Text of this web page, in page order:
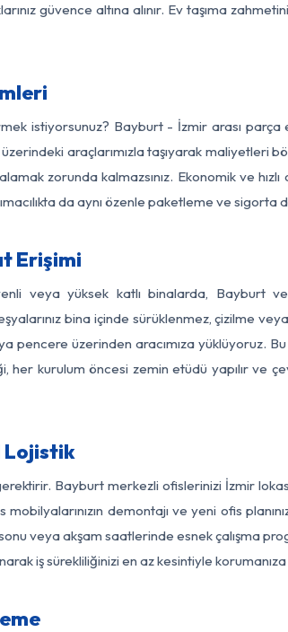
güvence altına alınır. Ev taşıma
istiyorsunuz? Bayburt - İzmir arası
araçlarımızla taşıyarak maliyetleri
zorunda kalmazsınız. Ekonomik ve
da aynı özenle paketleme ve sigorta
Erişimi
veya yüksek katlı binalarda, Bayburt
bina içinde sürüklenmez, çizilme
pencere üzerinden aracımıza yüklüyoruz.
her kurulum öncesi zemin etüdü yapılır
Lojistik
Bayburt merkezli ofislerinizi İzmir
demontajı ve yeni ofis
veya akşam saatlerinde esnek çalışma
iş sürekliliğinizi en az kesintiyle